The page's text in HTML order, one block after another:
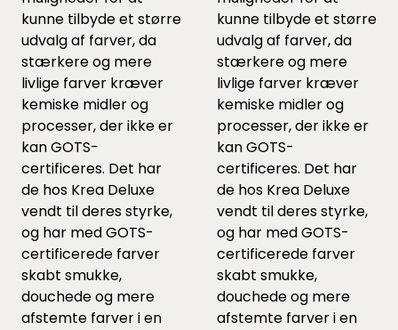
kunne tilbyde et større
udvalg af farver, da
stærkere og mere
livlige farver kræver
kemiske midler og
processer, der ikke er
kan GOTS-
certificeres. Det har
de hos Krea Deluxe
vendt til deres styrke,
og har med GOTS-
certificerede farver
skabt smukke,
douchede og mere
afstemte farver i en
kunne tilbyde et større
udvalg af farver, da
stærkere og mere
livlige farver kræver
kemiske midler og
processer, der ikke er
kan GOTS-
certificeres. Det har
de hos Krea Deluxe
vendt til deres styrke,
og har med GOTS-
certificerede farver
skabt smukke,
douchede og mere
afstemte farver i en